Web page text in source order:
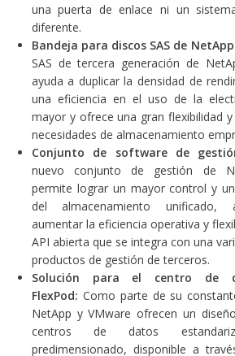
una puerta de enlace ni un
diferente.
Bandeja para discos SAS de
SAS de tercera generación de
ayuda a duplicar la densidad de
una eficiencia en el uso de la
mayor y ofrece una gran flexibilidad
necesidades de almacenamiento
Conjunto de software de
nuevo conjunto de gestión de
permite lograr un mayor control y
del almacenamiento unificado,
aumentar la eficiencia operativa y
API abierta que se integra con una
productos de gestión de terceros.
Solución para el centro de
FlexPod: Como parte de su
NetApp y VMware ofrecen un
centros de datos
predimensionado, disponible a